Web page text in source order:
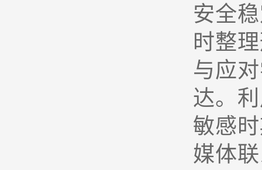
安全
时整
与应
达。
敏感
媒体